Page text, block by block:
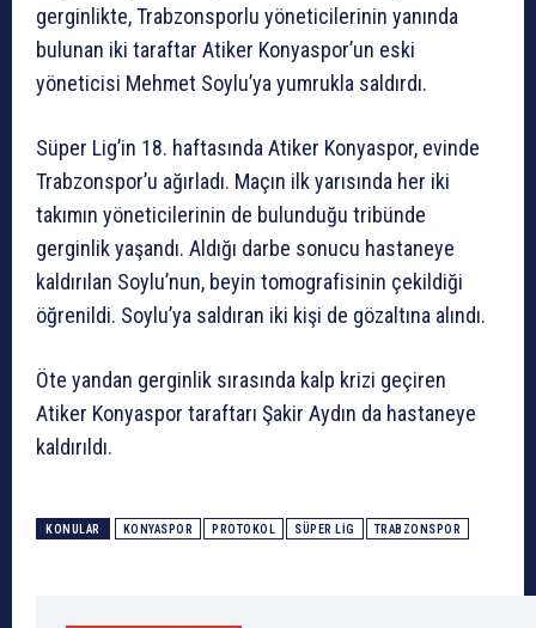
gerginlikte, Trabzonsporlu yöneticilerinin yanında
bulunan iki taraftar Atiker Konyaspor’un eski
yöneticisi Mehmet Soylu’ya yumrukla saldırdı.
Süper Lig’in 18. haftasında Atiker Konyaspor, evinde
Trabzonspor’u ağırladı. Maçın ilk yarısında her iki
takımın yöneticilerinin de bulunduğu tribünde
gerginlik yaşandı. Aldığı darbe sonucu hastaneye
kaldırılan Soylu’nun, beyin tomografisinin çekildiği
öğrenildi. Soylu’ya saldıran iki kişi de gözaltına alındı.
Öte yandan gerginlik sırasında kalp krizi geçiren
Atiker Konyaspor taraftarı Şakir Aydın da hastaneye
kaldırıldı.
KONULAR KONYASPOR PROTOKOL SÜPER LIG TRABZONSPOR